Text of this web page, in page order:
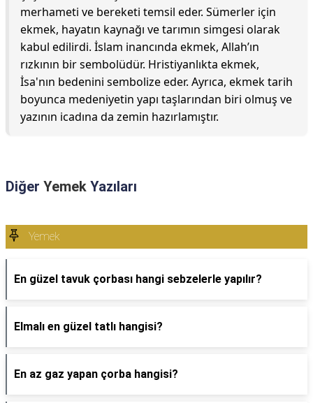
merhameti ve bereketi temsil eder. Sümerler için
ekmek, hayatın kaynağı ve tarımın simgesi olarak
kabul edilirdi. İslam inancında ekmek, Allah’ın
rızkının bir sembolüdür. Hristiyanlıkta ekmek,
İsa'nın bedenini sembolize eder. Ayrıca, ekmek tarih
boyunca medeniyetin yapı taşlarından biri olmuş ve
yazının icadına da zemin hazırlamıştır.
Diğer Yemek Yazıları
Yemek
En güzel tavuk çorbası hangi sebzelerle yapılır?
Elmalı en güzel tatlı hangisi?
En az gaz yapan çorba hangisi?